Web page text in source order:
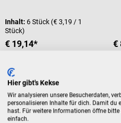
Inhalt: 6 Stück (€ 3,19 / 1
Stück)
€ 19,14* €
Bionix
Hier gibt's Kekse
Wir analysieren unsere Besucherdaten,
personalisieren Inhalte für dich. Damit du
hast. Für weitere Informationen öffne
einfach.